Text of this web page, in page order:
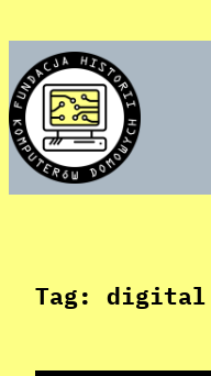
to
content
Tag: